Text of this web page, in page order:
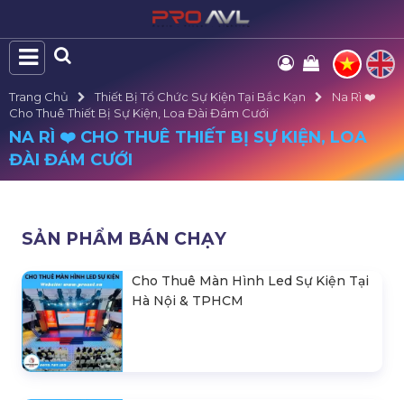
Trang Chủ Thiết Bị Tổ Chức Sự Kiện Tại Bắc Kạn
Na Rì ❤️️
Cho Thuê Thiết Bị Sự Kiện, Loa Đài Đám Cưới
NA RÌ ❤️️ CHO THUÊ THIẾT BỊ SỰ KIỆN, LOA
ĐÀI ĐÁM CƯỚI
SẢN PHẨM BÁN CHẠY
Cho Thuê Màn Hình Led Sự Kiện Tại
Hà Nội & TPHCM